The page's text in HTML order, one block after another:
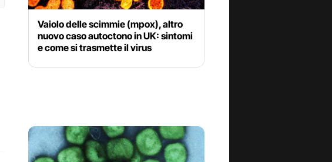
Vaiolo delle scimmie (mpox), altro
nuovo caso autoctono in UK: sintomi
e come si trasmette il virus